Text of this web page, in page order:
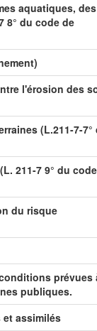
aquatiques, des
8° du code de
l'érosion des
(L.211-7-7°
211-7 9° du
du risque
prévues
publiques.
et assimilés